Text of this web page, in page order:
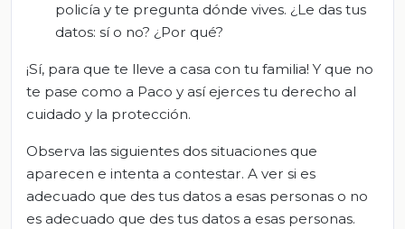
policía y te pregunta dónde vives. ¿ Le das tus
datos: sí o no? ¿Por qué?
¡Sí, para que te lleve a casa con tu familia! Y que no
te pase como a Paco y así ejerces tu derecho al
cuidado y la protección.
Observa las siguientes dos situaciones que
aparecen e intenta a contestar. A ver si es
adecuado que des tus datos a esas personas o no
es adecuado que des tus datos a esas personas.